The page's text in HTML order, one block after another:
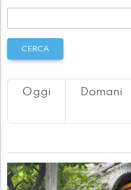
CERCA
Oggi Domani